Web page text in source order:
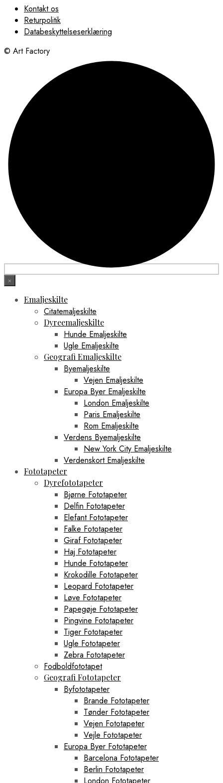
Kontakt os
Returpolitik
Databeskyttelseserklæring
© Art Factory
×
Emaljeskilte
Citatemaljeskilte
Dyreemaljeskilte
Hunde Emaljeskilte
Ugle Emaljeskilte
Geografi Emaljeskilte
Byemaljeskilte
Vejen Emaljeskilte
Europa Byer Emaljeskilte
London Emaljeskilte
Paris Emaljeskilte
Rom Emaljeskilte
Verdens Byemaljeskilte
New York City Emaljeskilte
Verdenskort Emaljeskilte
Fototapeter
Dyrefototapeter
Bjørne Fototapeter
Delfin Fototapeter
Elefant Fototapeter
Falke Fototapeter
Giraf Fototapeter
Haj Fototapeter
Hunde Fototapeter
Krokodille Fototapeter
Leopard Fototapeter
Løve Fototapeter
Papegøje Fototapeter
Pingvine Fototapeter
Tiger Fototapeter
Ugle Fototapeter
Zebra Fototapeter
Fodboldfototapet
Geografi Fototapeter
Byfototapeter
Brande Fototapeter
Tønder Fototapeter
Vejen Fototapeter
Vejle Fototapeter
Europa Byer Fototapeter
Barcelona Fototapeter
Berlin Fototapeter
London Fototapeter